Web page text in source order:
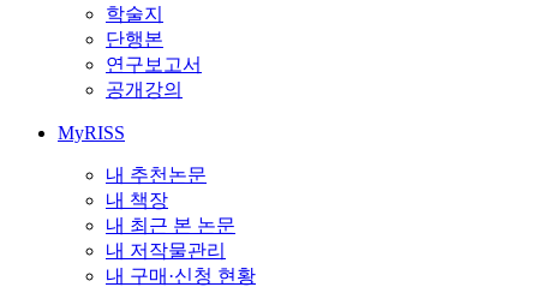
학술지
단행본
연구보고서
공개강의
MyRISS
내 추천논문
내 책장
내 최근 본 논문
내 저작물관리
내 구매·신청 현황